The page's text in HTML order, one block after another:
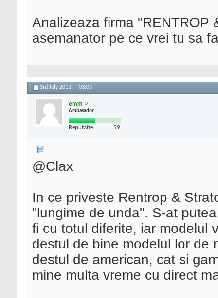
Analizeaza firma "RENTROP
asemanator pe ce vrei tu sa
3rd July 2013, 03:03
emm
Ambasador
Reputatie: 59
@Clax
In ce priveste Rentrop &
"lungime de unda". S-at
fi cu totul diferite, iar modelul
destul de bine modelul lor de
destul de american, cat si
mine multa vreme cu direct